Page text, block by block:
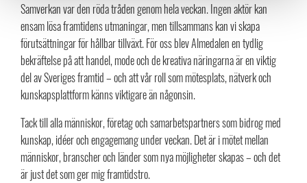
Samverkan var den röda tråden genom hela veckan. Ingen aktör kan
ensam lösa framtidens utmaningar, men tillsammans kan vi skapa
förutsättningar för hållbar tillväxt. För oss blev Almedalen en tydlig
bekräftelse på att handel, mode och de kreativa näringarna är en viktig
del av Sveriges framtid – och att vår roll som mötesplats, nätverk och
kunskapsplattform känns viktigare än någonsin.
Tack till alla människor, företag och samarbetspartners som bidrog med
kunskap, idéer och engagemang under veckan. Det är i mötet mellan
människor, branscher och länder som nya möjligheter skapas – och det
är just det som ger mig framtidstro.